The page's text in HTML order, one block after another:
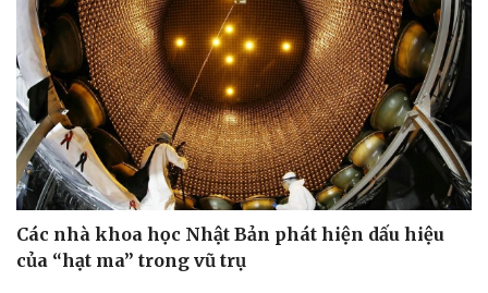
Các nhà khoa học Nhật Bản phát hiện dấu hiệu
của “hạt ma” trong vũ trụ